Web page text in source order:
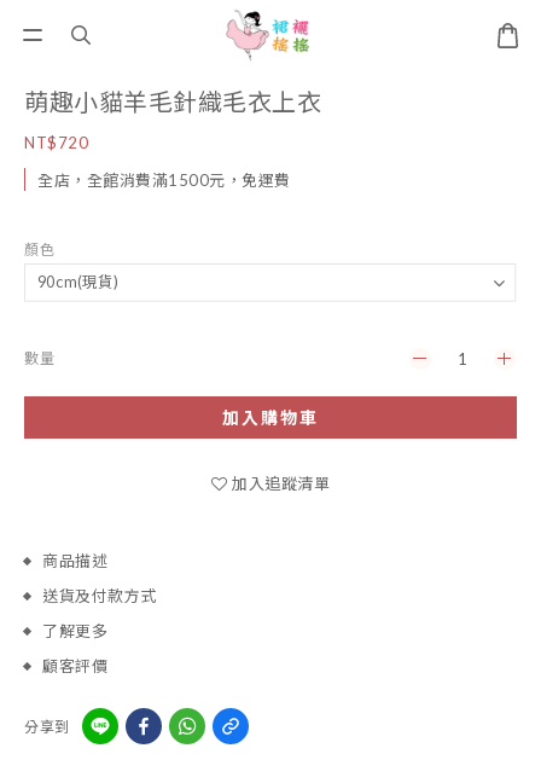
萌趣小貓羊毛針織毛衣上衣
NT$720
全店，全館消費滿1500元，免運費
顏色
數量
加入購物車
加入追蹤清單
商品描述
送貨及付款方式
了解更多
顧客評價
分享到